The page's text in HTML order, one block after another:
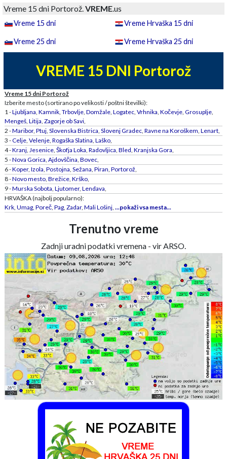
Vreme 15 dni Portorož.VREME.us
Vreme 15 dni Vreme Hrvaška 15 dni
Vreme 25 dni Vreme Hrvaška 25 dni
VREME 15 DNI Portorož
Vreme 15 dni Portorož
Izberite mesto (sortirano po velikosti / poštni številki):
1 -Ljubljana, Kamnik, Trbovlje, Domžale, Logatec, Vrhnika, Kočevje, Grosuplje,
Mengeš, Litija, Zagorje ob Savi,
2 -Maribor, Ptuj, Slovenska Bistrica, Slovenj Gradec, Ravne na Koroškem, Lenart,
3 -Celje, Velenje, Rogaška Slatina, Laško,
4 -Kranj, Jesenice, Škofja Loka, Radovljica, Bled, Kranjska Gora,
5 -Nova Gorica, Ajdovščina, Bovec,
6 -Koper, Izola, Postojna, Sežana, Piran, Portorož,
8 -Novo mesto, Brežice, Krško,
9 -Murska Sobota, Ljutomer, Lendava,
HRVAŠKA (najbolj popularno):
Krk, Umag, Poreč, Pag, Zadar, Mali Lošinj, ...pokaži vsa mesta...
Trenutno vreme
Zadnji uradni podatki vremena - vir ARSO.